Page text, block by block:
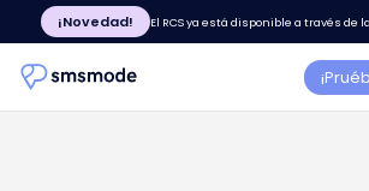
¡Novedad! El RCS ya está disponible a través de